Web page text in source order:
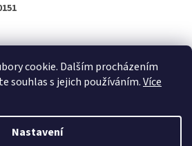
cookie. Dalším procházením
souhlas s jejich používáním.Více
Nastavení
nás doporučuje! Zboží.cz Firmy.cz
Vytvořil Shoptet